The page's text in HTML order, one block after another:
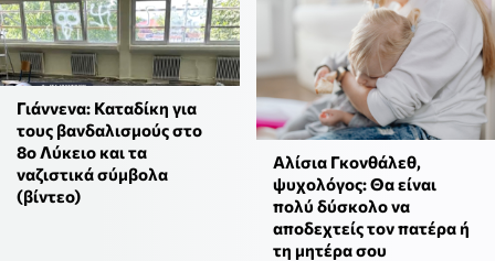
Γιάννενα: Καταδίκη για
τους βανδαλισμούς στο
8ο Λύκειο και τα
ναζιστικά σύμβολα
(βίντεο)
Αλίσια Γκονθάλεθ,
ψυχολόγος: Θα είναι
πολύ δύσκολο να
αποδεχτείς τον πατέρα ή
τη μητέρα σου